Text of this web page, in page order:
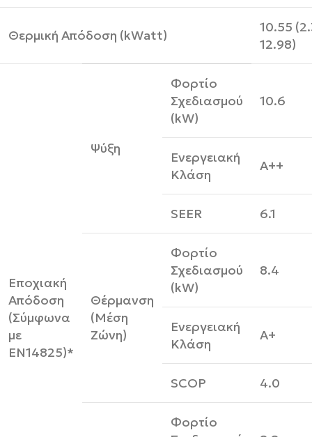
Θερμική Απόδοση (kWatt)
10.55
12.98)
Εποχιακή
Απόδοση
(Σύμφωνα
με
ΕΝ14825)*
Ψύξη
Φορτίο
Σχεδιασμού
(kW)
10.6
Ενεργειακή
Κλάση
A++
SEER 6.1
Θέρμανση
(Μέση
Ζώνη)
Φορτίο
Σχεδιασμού
(kW)
8.4
Ενεργειακή
Κλάση
A+
SCOP 4.0
Φορτίο